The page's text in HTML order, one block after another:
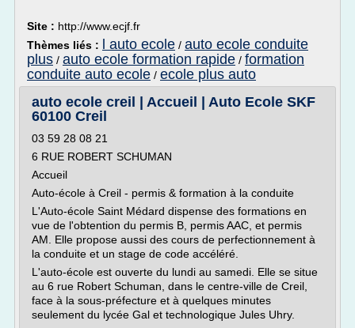
Site : http://www.ecjf.fr
Thèmes liés :
l auto ecole / auto ecole conduite
plus / auto ecole formation rapide / formation
conduite auto ecole / ecole plus auto
auto ecole creil | Accueil | Auto Ecole SKF
60100 Creil
03 59 28 08 21
6 RUE ROBERT SCHUMAN
Accueil
Auto-école à Creil - permis & formation à la conduite
L'Auto-école Saint Médard dispense des formations en
vue de l'obtention du permis B, permis AAC, et permis
AM. Elle propose aussi des cours de perfectionnement à
la conduite et un stage de code accéléré.
L'auto-école est ouverte du lundi au samedi. Elle se situe
au 6 rue Robert Schuman, dans le centre-ville de Creil,
face à la sous-préfecture et à quelques minutes
seulement du lycée Gal et technologique Jules Uhry.